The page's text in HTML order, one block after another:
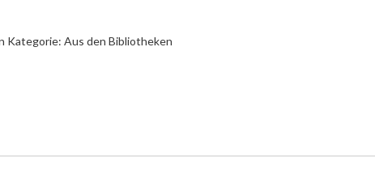
Kategorie: Aus den Bibliotheken